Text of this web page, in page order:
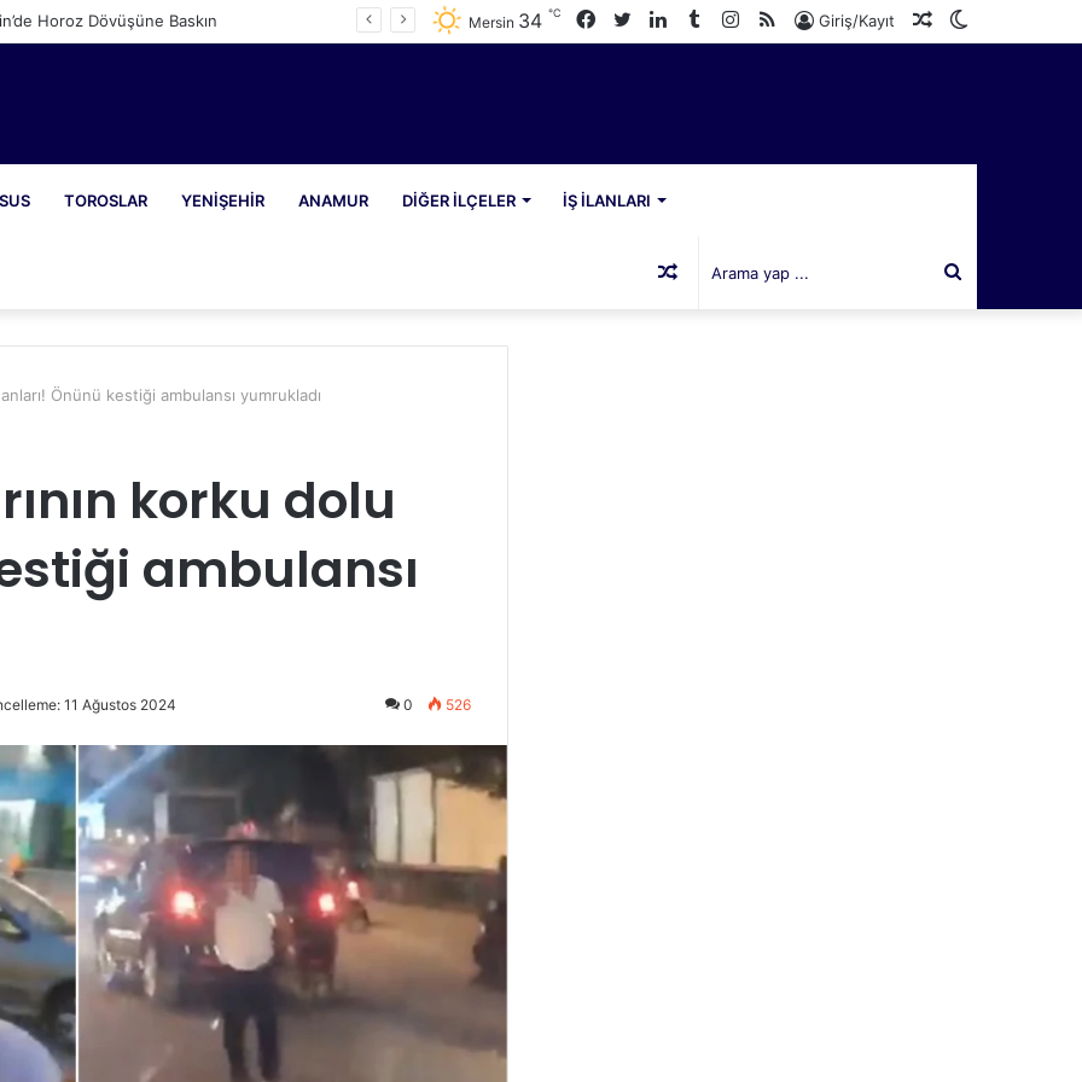
Horoz Dövüşüne Baskın
Rastgele
Giriş/Kayıt
RSS
Instagram
Tumblr
LinkedIn
Twitter
Facebook
Mersin 34 ℃
TOROSLAR YENIŞEHIR ANAMUR DIĞER İLÇELER İŞ İLANLARI
Arama
Rastgele
Önünü kestiği ambulansı yumrukladı
korku dolu
ambulansı
11 Ağustos 2024 0 526